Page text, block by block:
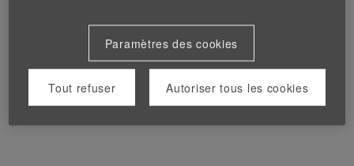
Paramètres des cookies
Tout refuser Autoriser tous les cookies